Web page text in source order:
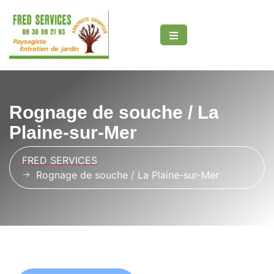
Rognage de souche / La
Plaine-sur-Mer
FRED SERVICES
Rognage de souche / La Plaine-sur-Mer